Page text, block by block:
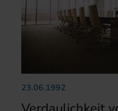
23.06.1992